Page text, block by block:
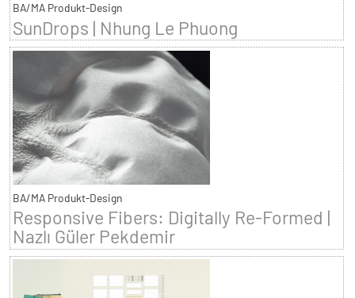
BA/MA Produkt-Design
SunDrops | Nhung Le Phuong
BA/MA Produkt-Design
Responsive Fibers: Digitally Re-Formed |
Nazlı Güler Pekdemir